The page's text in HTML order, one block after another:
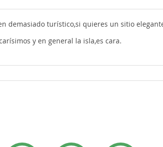
demasiado turístico,si quieres un sitio
y en general la isla,es cara.